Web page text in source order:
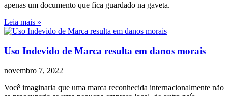
apenas um documento que fica guardado na gaveta.
Leia mais »
Uso Indevido de Marca resulta em danos morais
novembro 7, 2022
Você imaginaria que uma marca reconhecida internacionalmente não